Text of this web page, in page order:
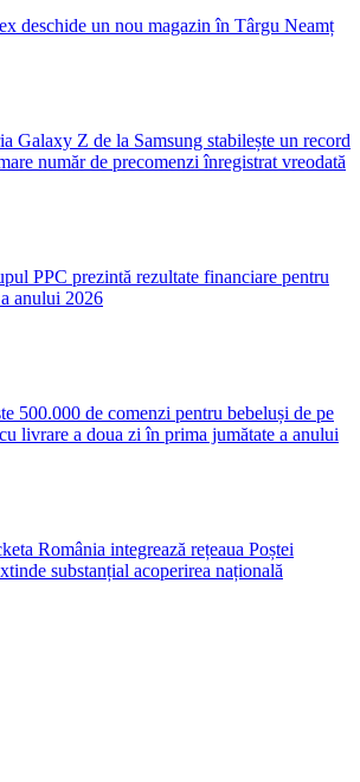
deschide un nou magazin în Târgu Neamț
Galaxy Z de la Samsung stabilește un record
număr de precomenzi înregistrat vreodată
PPC prezintă rezultate financiare pentru
anului 2026
500.000 de comenzi pentru bebeluși de pe
livrare a doua zi în prima jumătate a anului
România integrează rețeaua Poștei
substanțial acoperirea națională